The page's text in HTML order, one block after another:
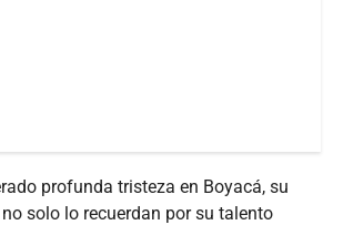
profunda tristeza en Boyacá, su
solo lo recuerdan por su talento